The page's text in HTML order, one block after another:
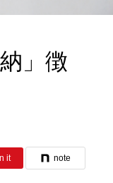
」徴
it note